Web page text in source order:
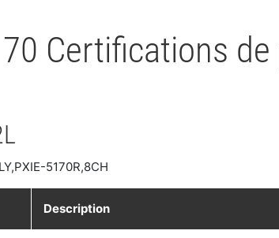
Certifications
5170R,8CH
Description